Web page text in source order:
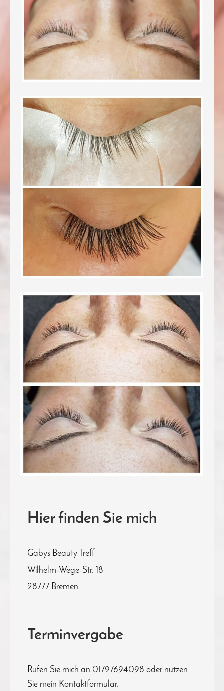
Hier finden Sie mich
Gabys Beauty Treff
Wilhelm-Wege-Str. 18
28777 Bremen
Terminvergabe
Rufen Sie mich an 01797694098 oder nutzen
Sie mein Kontaktformular.